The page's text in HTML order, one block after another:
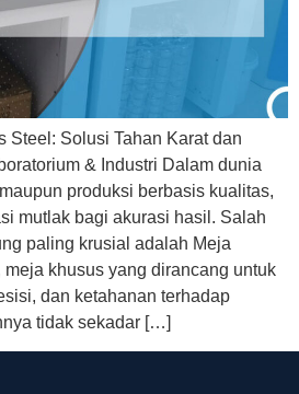
Steel: Solusi Tahan Karat dan
& Industri Dalam dunia
produksi berbasis kualitas,
mutlak bagi akurasi hasil. Salah
paling krusial adalah Meja
khusus yang dirancang untuk
dan ketahanan terhadap
tidak sekadar […]